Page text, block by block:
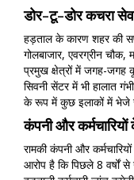
डोर-टू-डोर कचरा
हड़ताल के कारण शहर की
गोलबाजार, एवरग्रीन
प्रमुख क्षेत्रों में जगह-
सिवनी सेंटर में भी हालात
के रूप में कुछ इलाकों में भेजे
कंपनी और कर्मचारियों
रामकी कंपनी और
आरोप है कि पिछले 8 वर्षों